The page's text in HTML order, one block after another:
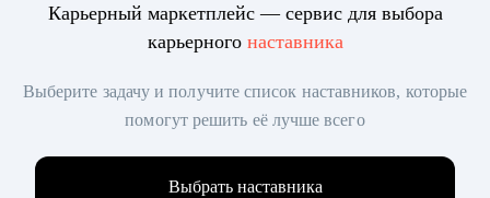
Карьерный маркетплейс — сервис для выбора
карьерного наставника
Выберите задачу и получите список наставников, которые
помогут решить её лучше всего
Выбрать наставника